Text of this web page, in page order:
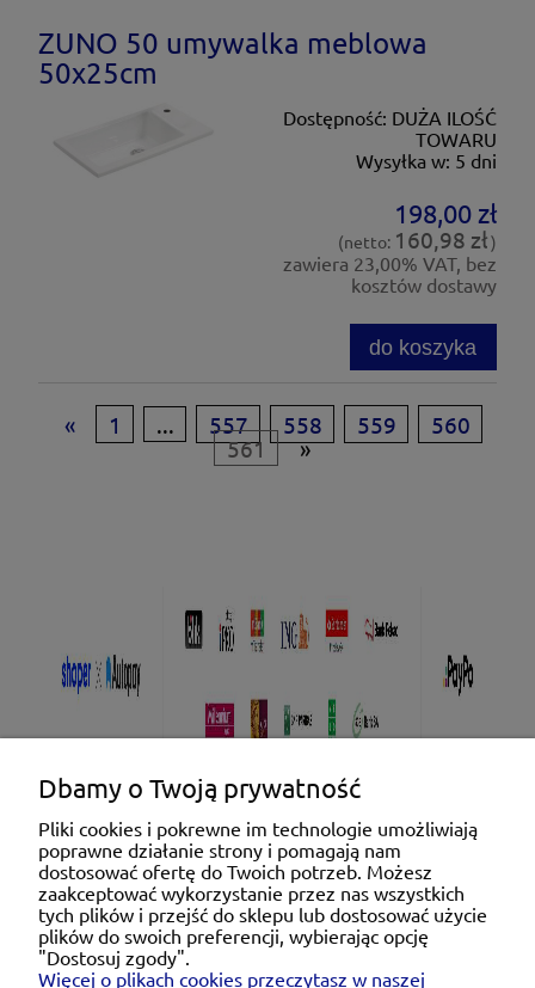
ZUNO 50 umywalka meblowa
50x25cm
Dostępność: DUŻA ILOŚĆ
TOWARU
Wysyłka w: 5 dni
198,00 zł
(netto: 160,98 zł)
zawiera 23,00% VAT, bez
kosztów dostawy
do koszyka
« 1 ... 557 558 559
560
561
»
Pomoc
Moje konto
Dbamy o Twoją prywatność
Pliki cookies i pokrewne im technologie umożliwiają
poprawne działanie strony i pomagają nam
dostosować ofertę do Twoich potrzeb. Możesz
zaakceptować wykorzystanie przez nas wszystkich
tych plików i przejść do sklepu lub dostosować użycie
plików do swoich preferencji, wybierając opcję
"Dostosuj zgody".
Więcej o plikach cookies przeczytasz w naszej